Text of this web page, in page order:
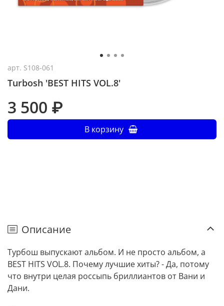
арт. S108-061
Turbosh 'BEST HITS VOL.8'
3 500 ₽
В корзину
Описание
Турбош выпускают альбом. И не просто альбом, а
BEST HITS VOL.8. Почему лучшие хиты? - Да, потому
что внутри целая россыпь бриллиантов от Вани и
Дани.